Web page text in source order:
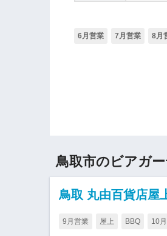
6月営業 7月営業 8月
鳥取市のビアガ
鳥取 丸由百貨店屋
9月営業 屋上 BBQ 10